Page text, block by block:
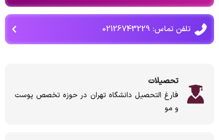
تلفن تماس: 02126743229
تحصیلات
فارغ التحصیل دانشگاه تهران در حوزه تخصص پوست
و مو